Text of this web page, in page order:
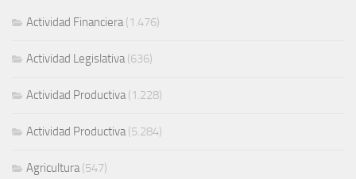
Actividad Financiera(1.476)
Actividad Legislativa(636)
Actividad Productiva(1.228)
Actividad Productiva(5.284)
Agricultura(547)